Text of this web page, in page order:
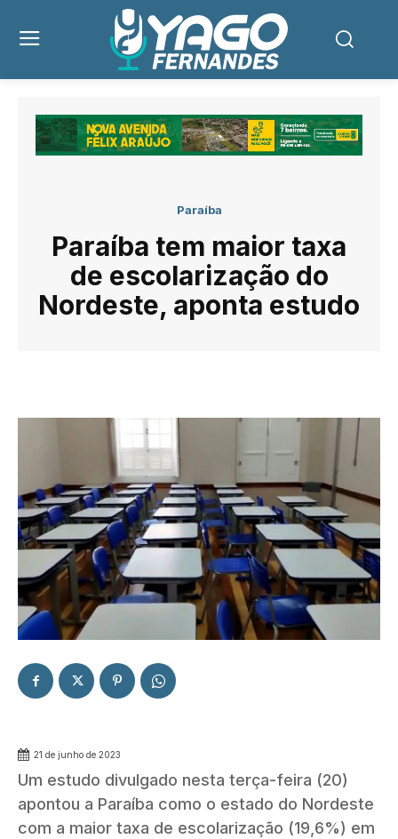
Paraíba
Paraíba tem maior taxa
de escolarização do
Nordeste, aponta estudo
21 de junho de 2023
Um estudo divulgado nesta terça-feira (20)
apontou a Paraíba como o estado do Nordeste
com a maior taxa de escolarização (19,6%) em